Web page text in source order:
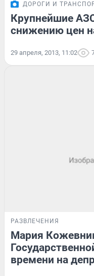
ДОРОГИ И
Крупнейшие
снижению цен
29 апреля, 2013, 11:02
РАЗВЛЕЧЕНИЯ
Мария
времени на